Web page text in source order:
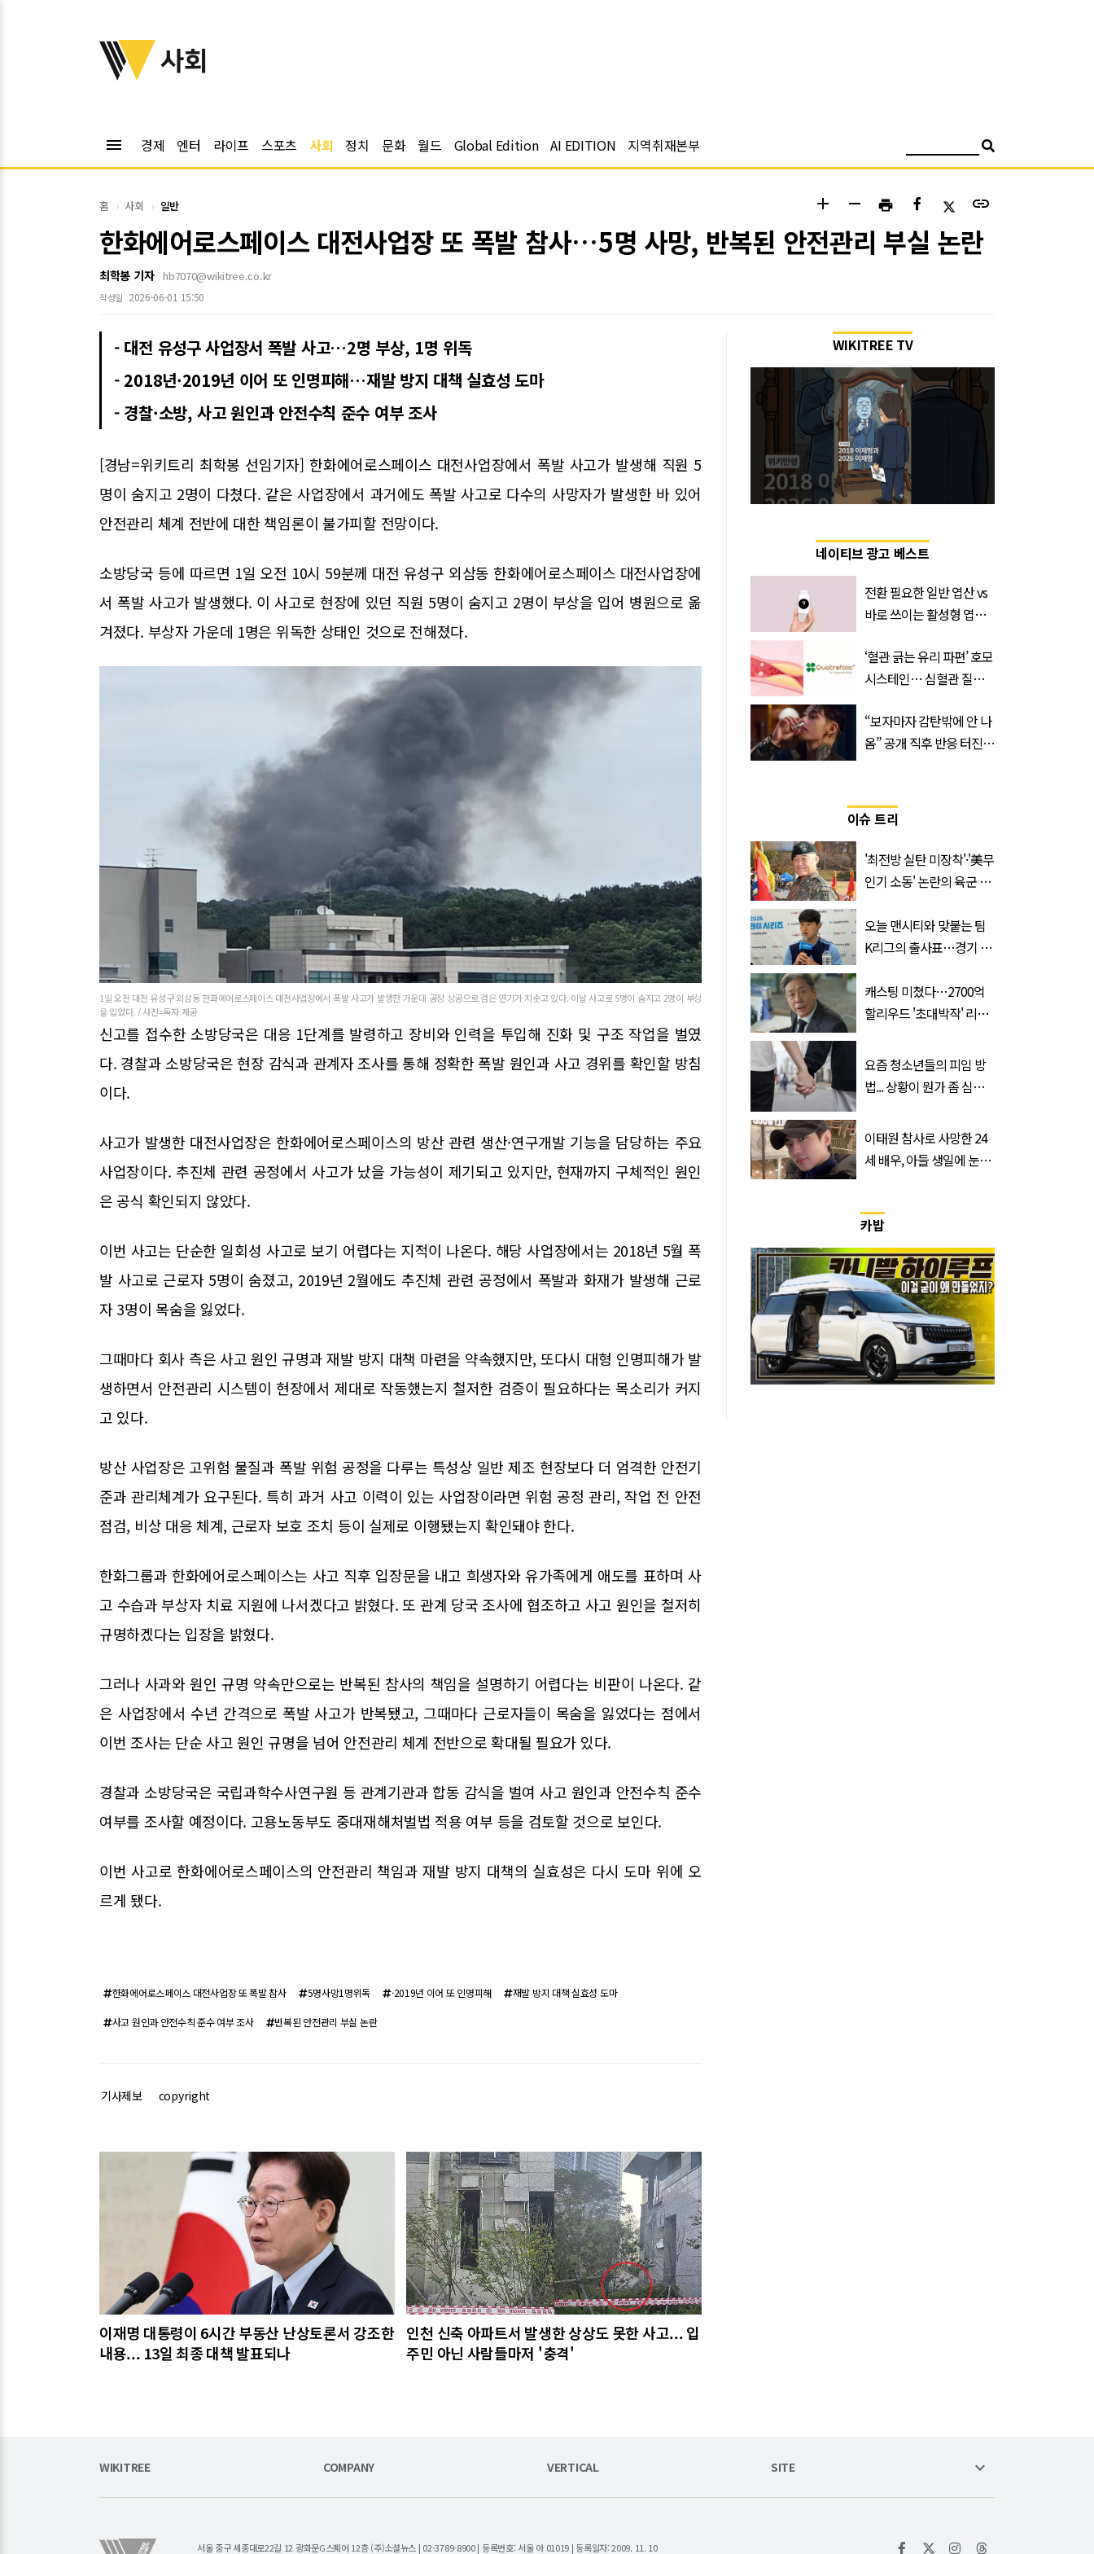
위키트리
사회
menu 경제 엔터 라이프 스포츠 사회 정치 문화 월드 Global Edition AI EDITION 지역취재본부
홈 사회 일반 add remove print link
한화에어로스페이스 대전사업장 또 폭발 참사…5명 사망, 반복된 안전관리 부실 논란
최학봉 기자 hb7070@wikitree.co.kr
작성일 2026-06-01 15:50
- 대전 유성구 사업장서 폭발 사고…2명 부상, 1명 위독
- 2018년·2019년 이어 또 인명피해…재발 방지 대책 실효성 도마
- 경찰·소방, 사고 원인과 안전수칙 준수 여부 조사
[경남=위키트리 최학봉 선임기자] 한화에어로스페이스 대전사업장에서 폭발 사고가 발생해 직원 5
명이 숨지고 2명이 다쳤다. 같은 사업장에서 과거에도 폭발 사고로 다수의 사망자가 발생한 바 있어
안전관리 체계 전반에 대한 책임론이 불가피할 전망이다.
소방당국 등에 따르면 1일 오전 10시 59분께 대전 유성구 외삼동 한화에어로스페이스 대전사업장에
서 폭발 사고가 발생했다. 이 사고로 현장에 있던 직원 5명이 숨지고 2명이 부상을 입어 병원으로 옮
겨졌다. 부상자 가운데 1명은 위독한 상태인 것으로 전해졌다.
1일 오전 대전 유성구 외삼동 한화에어로스페이스 대전사업장에서 폭발 사고가 발생한 가운데 공장 상공으로 검은 연기가 치솟고 있다. 이날 사고로 5명이 숨지고 2명이 부상
을 입었다. / 사진=독자 제공
신고를 접수한 소방당국은 대응 1단계를 발령하고 장비와 인력을 투입해 진화 및 구조 작업을 벌였
다. 경찰과 소방당국은 현장 감식과 관계자 조사를 통해 정확한 폭발 원인과 사고 경위를 확인할 방침
이다.
사고가 발생한 대전사업장은 한화에어로스페이스의 방산 관련 생산·연구개발 기능을 담당하는 주요
사업장이다. 추진체 관련 공정에서 사고가 났을 가능성이 제기되고 있지만, 현재까지 구체적인 원인
은 공식 확인되지 않았다.
이번 사고는 단순한 일회성 사고로 보기 어렵다는 지적이 나온다. 해당 사업장에서는 2018년 5월 폭
발 사고로 근로자 5명이 숨졌고, 2019년 2월에도 추진체 관련 공정에서 폭발과 화재가 발생해 근로
자 3명이 목숨을 잃었다.
그때마다 회사 측은 사고 원인 규명과 재발 방지 대책 마련을 약속했지만, 또다시 대형 인명피해가 발
생하면서 안전관리 시스템이 현장에서 제대로 작동했는지 철저한 검증이 필요하다는 목소리가 커지
고 있다.
방산 사업장은 고위험 물질과 폭발 위험 공정을 다루는 특성상 일반 제조 현장보다 더 엄격한 안전기
준과 관리체계가 요구된다. 특히 과거 사고 이력이 있는 사업장이라면 위험 공정 관리, 작업 전 안전
점검, 비상 대응 체계, 근로자 보호 조치 등이 실제로 이행됐는지 확인돼야 한다.
한화그룹과 한화에어로스페이스는 사고 직후 입장문을 내고 희생자와 유가족에게 애도를 표하며 사
고 수습과 부상자 치료 지원에 나서겠다고 밝혔다. 또 관계 당국 조사에 협조하고 사고 원인을 철저히
규명하겠다는 입장을 밝혔다.
그러나 사과와 원인 규명 약속만으로는 반복된 참사의 책임을 설명하기 어렵다는 비판이 나온다. 같
은 사업장에서 수년 간격으로 폭발 사고가 반복됐고, 그때마다 근로자들이 목숨을 잃었다는 점에서
이번 조사는 단순 사고 원인 규명을 넘어 안전관리 체계 전반으로 확대될 필요가 있다.
경찰과 소방당국은 국립과학수사연구원 등 관계기관과 합동 감식을 벌여 사고 원인과 안전수칙 준수
여부를 조사할 예정이다. 고용노동부도 중대재해처벌법 적용 여부 등을 검토할 것으로 보인다.
이번 사고로 한화에어로스페이스의 안전관리 책임과 재발 방지 대책의 실효성은 다시 도마 위에 오
르게 됐다.
한화에어로스페이스 대전사업장 또 폭발 참사 5명사망1명위독 ·2019년 이어 또 인명피해 재발 방지 대책 실효성 도마
사고 원인과 안전수칙 준수 여부 조사 반복된 안전관리 부실 논란
기사제보 copyright
관련기사
이재명 대통령이 6시간 부동산 난상토론서 강조한
내용... 13일 최종 대책 발표되나
인천 신축 아파트서 발생한 상상도 못한 사고... 입
주민 아닌 사람들마저 '충격'
WIKITREE TV
네이티브 광고 베스트
전환 필요한 일반 엽산 vs
바로 쓰이는 활성형 엽
‘Quatrefolic®’ 주목
‘혈관 긁는 유리 파편’ 호모
시스테인… 심혈관 질환
“보자마자 감탄밖에 안 나
옴” 공개 직후 반응 터진
이슈 트리
'최전방 실탄 미장착'·'美무
인기 소동' 논란의 육군 1
오늘 맨시티와 맞붙는 팀
K리그의 출사표…경기 시
캐스팅 미쳤다…2700억
할리우드 '초대박작' 리메
요즘 청소년들의 피임 방
법... 상황이 뭔가 좀 심각
이태원 참사로 사망한 24
세 배우, 아들 생일에 눈물
카밥
keyboard_arrow_down
WIKITREE COMPANY VERTICAL SITE
서울 중구 세종대로22길 12 광화문G스퀘어 12층 (주)소셜뉴스 | 02-3789-8900 | 등록번호: 서울 아 01019 | 등록일자: 2009. 11. 10